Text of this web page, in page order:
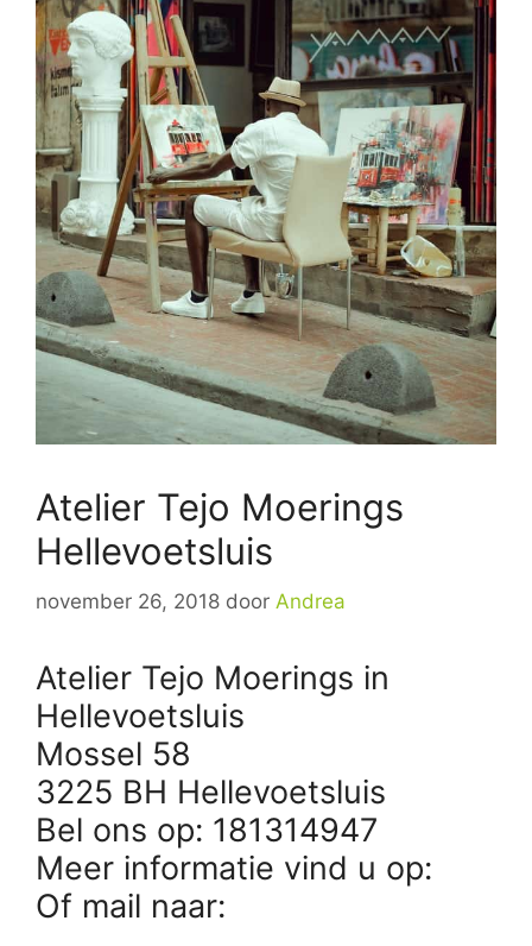
Atelier Tejo Moerings
Hellevoetsluis
november 26, 2018 door Andrea
Atelier Tejo Moerings in
Hellevoetsluis
Mossel 58
3225 BH Hellevoetsluis
Bel ons op: 181314947
Meer informatie vind u op:
Of mail naar: